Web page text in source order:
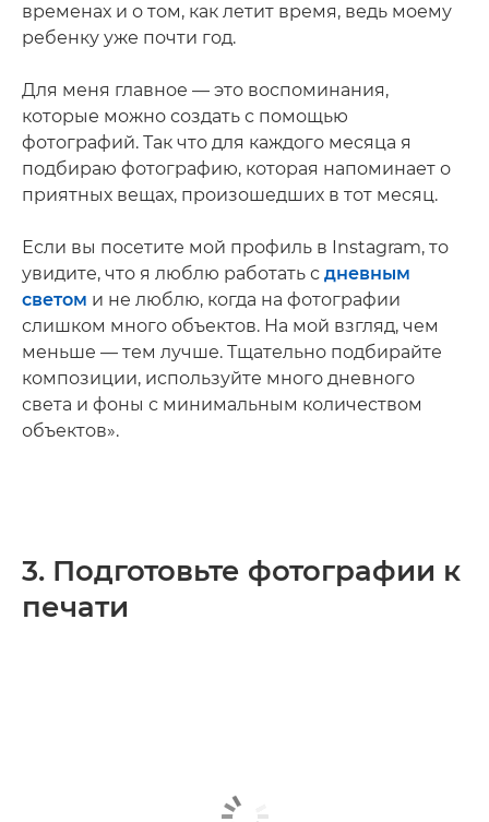
временах и о том, как летит время, ведь моему
ребенку уже почти год.
Для меня главное — это воспоминания,
которые можно создать с помощью
фотографий. Так что для каждого месяца я
подбираю фотографию, которая напоминает о
приятных вещах, произошедших в тот месяц.
Если вы посетите мой профиль в Instagram, то
увидите, что я люблю работать с дневным
светом и не люблю, когда на фотографии
слишком много объектов. На мой взгляд, чем
меньше — тем лучше. Тщательно подбирайте
композиции, используйте много дневного
света и фоны с минимальным количеством
объектов».
3. Подготовьте фотографии к
печати